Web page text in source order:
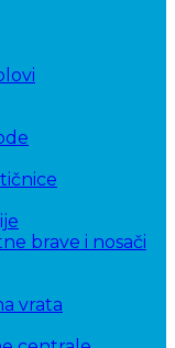
brave i nosači
vrata